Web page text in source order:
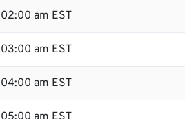
02:00 am EST
03:00 am EST
04:00 am EST